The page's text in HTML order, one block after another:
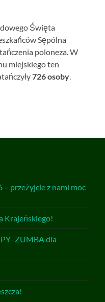
Święta
Sępólna
poloneza. W
miejskiego ten
726 osoby
przeżyjcie z nami moc
Krajeńskiego!
ZUMBA dla